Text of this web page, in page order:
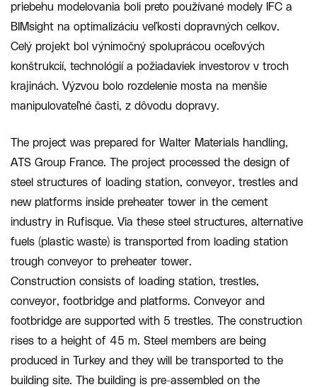
priebehu modelovania boli preto používané modely IFC a
BIMsight na optimalizáciu veľkosti dopravných celkov.
Celý projekt bol výnimočný spoluprácou oceľových
konštrukcií, technológií a požiadaviek investorov v troch
krajinách. Výzvou bolo rozdelenie mosta na menšie
manipulovateľné časti, z dôvodu dopravy.
The project was prepared for Walter Materials handling,
ATS Group France. The project processed the design of
steel structures of loading station, conveyor, trestles and
new platforms inside preheater tower in the cement
industry in Rufisque. Via these steel structures, alternative
fuels (plastic waste) is transported from loading station
trough conveyor to preheater tower.
Construction consists of loading station, trestles,
conveyor, footbridge and platforms. Conveyor and
footbridge are supported with 5 trestles. The construction
rises to a height of 45 m. Steel members are being
produced in Turkey and they will be transported to the
building site. The building is pre-assembled on the